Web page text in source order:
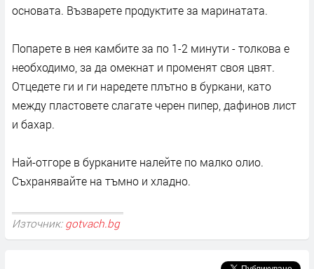
основата. Възварете продуктите за маринатата.
Попарете в нея камбите за по 1-2 минути - толкова е
необходимо, за да омекнат и променят своя цвят.
Отцедете ги и ги наредете плътно в буркани, като
между пластовете слагате черен пипер, дафинов лист
и бахар.
Най-отгоре в бурканите налейте по малко олио.
Съхранявайте на тъмно и хладно.
Източник: gotvach.bg